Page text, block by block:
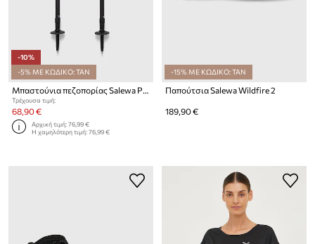
-10%
-5% ΜΕ ΚΩΔΙΚΟ: TAN
Μπαστούνια πεζοπορίας Salewa Puez Aluminium
Τρέχουσα τιμή:
68,90 €
Αρχική τιμή:76,99 €
Η χαμηλότερη τιμή:76,99 €
-15% ΜΕ ΚΩΔΙΚΟ: TAN
Παπούτσια Salewa Wildfire 2
189,90 €